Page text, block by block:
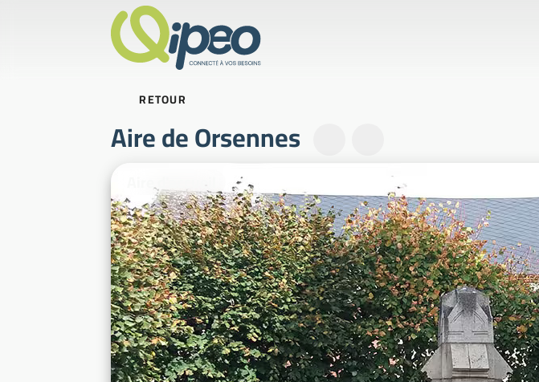
RETOUR
Aire de Orsennes
Photos d'illustration
Aire d'accueil